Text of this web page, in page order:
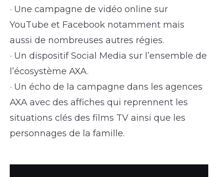
· Une campagne de vidéo online sur
YouTube et Facebook notamment mais
aussi de nombreuses autres régies.
· Un dispositif Social Media sur l’ensemble de
l’écosystème AXA.
· Un écho de la campagne dans les agences
AXA avec des affiches qui reprennent les
situations clés des films TV ainsi que les
personnages de la famille.